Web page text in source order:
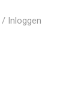
Inloggen